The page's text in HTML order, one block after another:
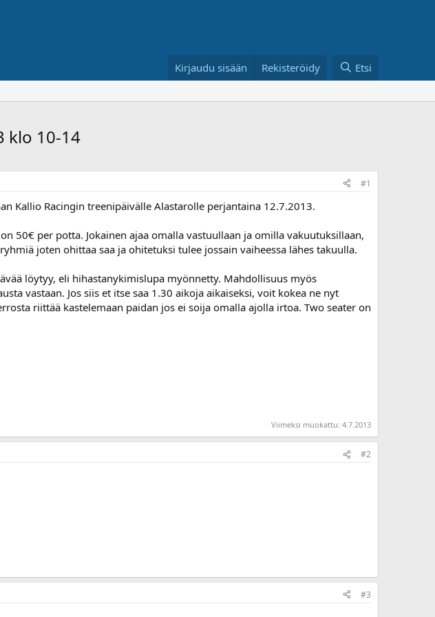
Kirjaudu sisään Rekisteröidy Etsi
klo 10-14
#1
Kallio Racingin treenipäivälle Alastarolle perjantaina 12.7.2013.
50€ per potta. Jokainen ajaa omalla vastuullaan ja omilla vakuutuksillaan,
joten ohittaa saa ja ohitetuksi tulee jossain vaiheessa lähes takuulla.
löytyy, eli hihastanykimislupa myönnetty. Mahdollisuus myös
vastaan. Jos siis et itse saa 1.30 aikoja aikaiseksi, voit kokea ne nyt
riittää kastelemaan paidan jos ei soija omalla ajolla irtoa. Two seater on
Viimeksi muokattu: 4.7.2013
#2
#3